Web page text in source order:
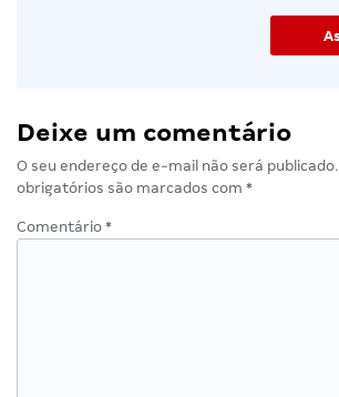
Deixe um comentário
O seu endereço de e-mail não será publicado.
obrigatórios são marcados com *
Comentário *